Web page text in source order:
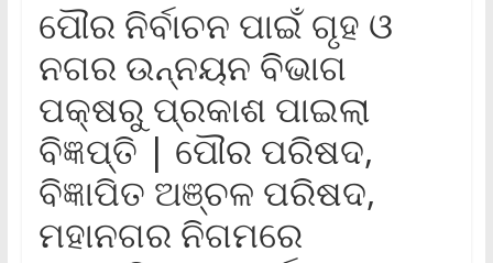
ପୌର ନିର୍ବାଚନ ପାଇଁ ଗୃହ ଓ
ନଗର ଉନ୍ନୟନ ବିଭାଗ
ପକ୍ଷରୁ ପ୍ରକାଶ ପାଇଲା
ବିଜ୍ଞପ୍ତି | ପୌର ପରିଷଦ,
ବିଜ୍ଞାପିତ ଅଞ୍ଚଳ ପରିଷଦ,
ମହାନଗର ନିଗମରେ